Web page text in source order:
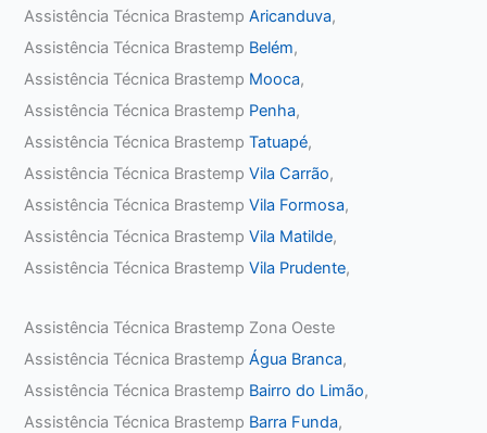
Assistência Técnica BrastempAricanduva,
Assistência Técnica Brastemp Belém,
Assistência Técnica Brastemp Mooca,
Assistência Técnica Brastemp Penha,
Assistência Técnica BrastempTatuapé,
Assistência Técnica BrastempVila Carrão,
Assistência Técnica BrastempVila Formosa,
Assistência Técnica BrastempVila Matilde,
Assistência Técnica BrastempVila Prudente,
Assistência Técnica Brastemp Zona Oeste
Assistência Técnica BrastempÁgua Branca,
Assistência Técnica Brastemp Bairro do Limão,
Assistência Técnica Brastemp Barra Funda,